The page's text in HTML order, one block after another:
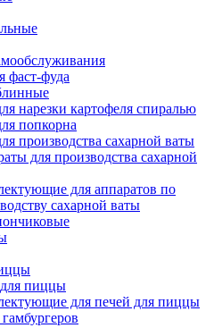
фаст-фуда
нарезки картофеля спиралью
попкорна
производства сахарной ваты
для производства сахарной
для аппаратов по
сахарной ваты
пиццы
для печей для пиццы